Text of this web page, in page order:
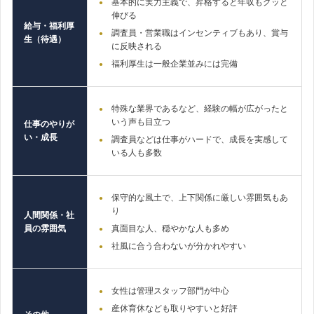
給与・福利厚
生（待遇）
基本的に実力主義で、昇格すると年収もグッと
伸びる
調査員・営業職はインセンティブもあり、賞与
に反映される
福利厚生は一般企業並みには完備
仕事のやりが
い・成長
特殊な業界であるなど、経験の幅が広がったと
いう声も目立つ
調査員などは仕事がハードで、成長を実感して
いる人も多数
人間関係・社
員の雰囲気
保守的な風土で、上下関係に厳しい雰囲気もあ
り
真面目な人、穏やかな人も多め
社風に合う合わないが分かれやすい
女性は管理スタッフ部門が中心
産休育休なども取りやすいと好評